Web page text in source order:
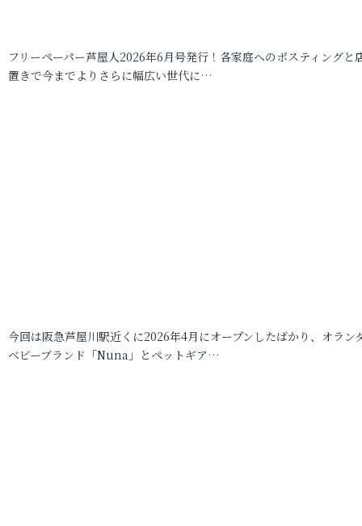
フリーペーパー芦屋人2026年6月号発行！各家庭へのポスティングと
置きで今までよりさらに幅広い世代に…
今回は阪急芦屋川駅近くに2026年4月にオープンしたばかり、オラン
ベビーブランド「Nuna」とペットギア…